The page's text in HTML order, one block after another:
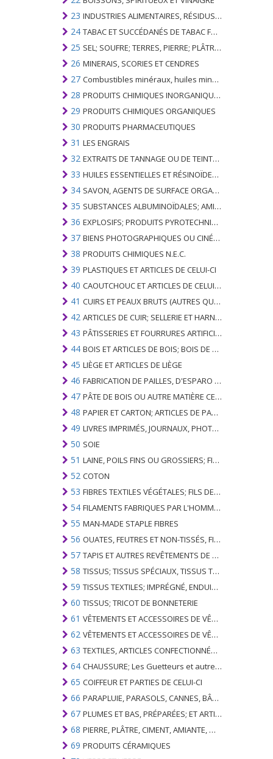
23 INDUSTRIES ALIMENTAIRES, RÉSIDUS ET DÉCHETS DE CELLES-CI; FOURRAGE ANIMAL PRÉPARÉ
24 TABAC ET SUCCÉDANÉS DE TABAC FABRIQUÉS
25 SEL; SOUFRE; TERRES, PIERRE; PLÂTRES, CHAUX ET CIMENT
26 MINERAIS, SCORIES ET CENDRES
27 Combustibles minéraux, huiles minérales et produits de leur distillation; SUBSTANCES BITUMINEUSES; CIRES MINÉRALES
28 PRODUITS CHIMIQUES INORGANIQUES; COMPOSÉS ORGANIQUES ET INORGANIQUES DE MÉTAUX PRÉCIEUX; DE MÉTAUX DES TERRES RARES, D'ÉLÉMENTS RADIOACTIFS ET D'ISOTOPES
29 PRODUITS CHIMIQUES ORGANIQUES
30 PRODUITS PHARMACEUTIQUES
31 LES ENGRAIS
32 EXTRAITS DE TANNAGE OU DE TEINTURE; TANINS ET LEURS DERIVES; COLORANTS, PIGMENTS ET AUTRES MATIERES COLORANTES; PEINTURES, VERNIS; MASTIC, AUTRES MASTIQUES; ENCRES
33 HUILES ESSENTIELLES ET RÉSINOÏDES; PARFUMERIE, PRÉPARATIONS COSMÉTIQUES OU DE TOILETTE
34 SAVON, AGENTS DE SURFACE ORGANIQUES; LAVAGE, LUBRIFICATION, POLISSAGE OU PRÉPARATION À L'ÉPURATION; CIRES ARTIFICIELLES OU PRÉPARÉES, BOUGIES ET ARTICLES SIMILAIRES, PÂTES À MODÉLISER, CIRES DENTAIRES ET PRÉPARATIONS DENTAIRES À BASE DE PLÂTRE
35 SUBSTANCES ALBUMINOÏDALES; AMIDONS MODIFIÉS; GLUES; ENZYMES
36 EXPLOSIFS; PRODUITS PYROTECHNIQUES; ALLUMETTES; ALLIAGES PYROPHORIQUES; CERTAINES PRÉPARATIONS COMBUSTIBLES
37 BIENS PHOTOGRAPHIQUES OU CINÉMATOGRAPHIQUES
38 PRODUITS CHIMIQUES N.E.C.
39 PLASTIQUES ET ARTICLES DE CELUI-CI
40 CAOUTCHOUC ET ARTICLES DE CELUI-CI
41 CUIRS ET PEAUX BRUTS (AUTRES QUE PÂTEAUX) ET CUIR
42 ARTICLES DE CUIR; SELLERIE ET ​​HARNAIS; ARTICLES DE VOYAGE, SACS À MAIN ET RÉCIPIENTS ANALOGUES; ARTICLES DE GUT ANIMAL (AUTRE QUE GUT DE SOIE-VERT)
43 PÂTISSERIES ET FOURRURES ARTIFICIELLES; FABRICATION DE CELLES-CI
44 BOIS ET ARTICLES DE BOIS; BOIS DE CHARBON
45 LIÈGE ET ARTICLES DE LIÈGE
46 FABRICATION DE PAILLES, D'ESPARO OU D'AUTRES MATÉRIAUX DE COULÉE; BASKETWARE ET WICKERWORK
47 PÂTE DE BOIS OU AUTRE MATIÈRE CELLULOSIQUE FIBREUSE; PAPIER OU CARTON RÉCUPÉRÉ (DÉCHETS ET DÉCHETS)
48 PAPIER ET CARTON; ARTICLES DE PATE A PAPIER, DE PAPIER OU DE CARTON
49 LIVRES IMPRIMÉS, JOURNAUX, PHOTOS ET AUTRES PRODUITS DE L'INDUSTRIE DE L'IMPRIMERIE; MANUSCRITS, TYPESCRIPTS ET PLANS
50 SOIE
51 LAINE, POILS FINS OU GROSSIERS; FIL DE CHEVAL ET TISSU TISSÉ
52 COTON
53 FIBRES TEXTILES VÉGÉTALES; FILS DE PAPIER ET TISSUS DE FILS DE PAPIER
54 FILAMENTS FABRIQUES PAR L'HOMME; BANDES ET SIMILAIRES DE MATIERES TEXTILES SYNTHETIQUES
55 MAN-MADE STAPLE FIBRES
56 OUATES, FEUTRES ET NON-TISSÉS, FILS SPÉCIAUX; FICELLES, CORDES, CORDES, CÂBLES ET ARTICLES ASSOCIÉS
57 TAPIS ET AUTRES REVÊTEMENTS DE SOLS TEXTILES
58 TISSUS; TISSUS SPÉCIAUX, TISSUS TEXTILES TUFTED, DENTELLE, TAPISSERIES, GARNITURES, BRODERIES
59 TISSUS TEXTILES; IMPRÉGNÉ, ENDUIT, COUVERT OU LAMINÉ; ARTICLES TEXTILES D'UN TYPE ADAPTÉ À L'USAGE INDUSTRIEL
60 TISSUS; TRICOT DE BONNETERIE
61 VÊTEMENTS ET ACCESSOIRES DE VÊTEMENTS; TRICOT DE BONNETERIE
62 VÊTEMENTS ET ACCESSOIRES DE VÊTEMENTS; NON BONNETERIE
63 TEXTILES, ARTICLES CONFECTIONNÉS; SETS; VÊTEMENTS PORTÉS ET ARTICLES TEXTILES USÉS; RAGS
64 CHAUSSURE; Les Guetteurs et autres; PARTIES DE CES ARTICLES
65 COIFFEUR ET PARTIES DE CELUI-CI
66 PARAPLUIE, PARASOLS, CANNES, BÂTONNETS, FOUETS, PLANTES DE CONDUITE; ET LEURS PARTIES
67 PLUMES ET BAS, PRÉPARÉES; ET ARTICLES EN PLUME OU EN BAS; FLEURS ARTIFICIELLES; ARTICLES DE CHEVEUX HUMAINS
68 PIERRE, PLÂTRE, CIMENT, AMIANTE, MICA OU MATÉRIEL SIMILAIRE; ARTICLES DE CELUI-CI
69 PRODUITS CÉRAMIQUES